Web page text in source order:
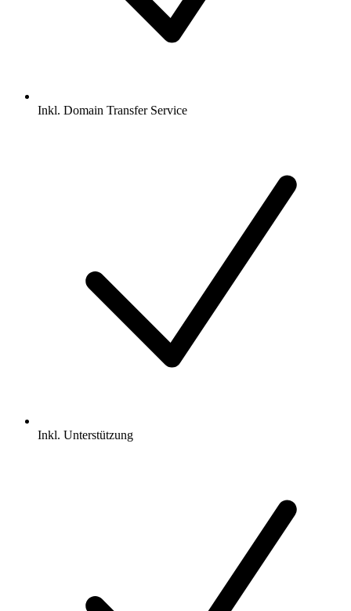
Inkl. Domain Transfer Service
Inkl. Unterstützung